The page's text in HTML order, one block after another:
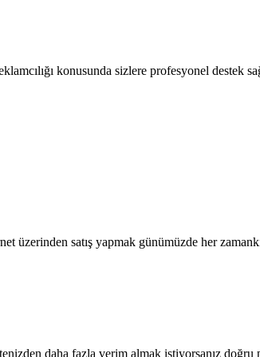
konusunda sizlere profesyonel destek
üzerinden satış yapmak günümüzde her
daha fazla verim almak istiyorsanız doğru